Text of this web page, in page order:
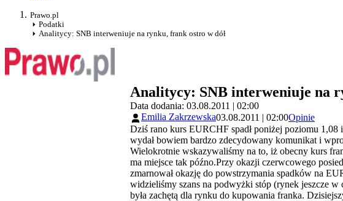
Prawo.pl
Podatki
Analitycy: SNB interweniuje na rynku, frank ostro w dół
Analitycy: SNB interweniuje na
Data dodania: 03.08.2011 | 02:00
Emilia Zakrzewska03.08.2011 | 02:00Opinie
Dziś rano kurs EURCHF spadł poniżej poziomu
wydał bowiem bardzo zdecydowany komunikat i
Wielokrotnie wskazywaliśmy na to, iż obecny kurs
ma miejsce tak późno.Przy okazji czerwcowego
zmarnował okazję do powstrzymania spadków na
widzieliśmy szans na podwyżki stóp (rynek jeszcze
była zachętą dla rynku do kupowania franka.